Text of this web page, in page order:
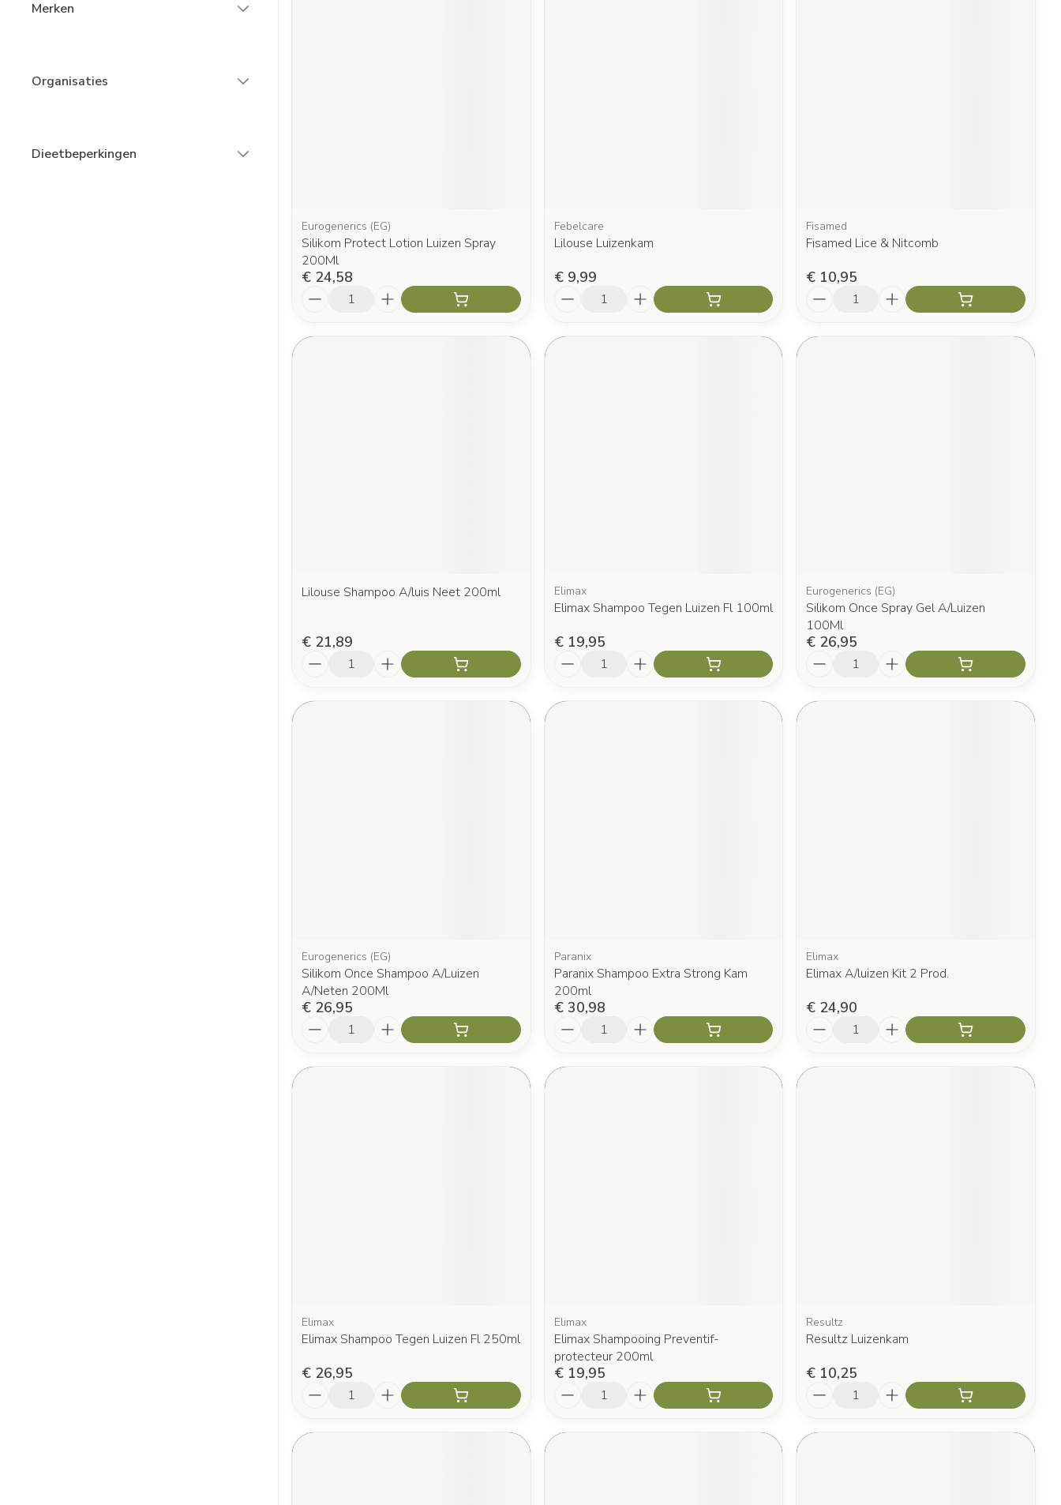
Merken
Organisaties
Dieetbeperkingen
Eurogenerics (EG)
Silikom Protect Lotion Luizen Spray
200Ml
€ 24,58
Febelcare
Lilouse Luizenkam
€ 9,99
Fisamed
Fisamed Lice & Nitcomb
€ 10,95
Lilouse Shampoo A/luis Neet 200ml
€ 21,89
Elimax
Elimax Shampoo Tegen Luizen Fl 100ml
€ 19,95
Eurogenerics (EG)
Silikom Once Spray Gel A/Luizen
100Ml
€ 26,95
Eurogenerics (EG)
Silikom Once Shampoo A/Luizen
A/Neten 200Ml
€ 26,95
Paranix
Paranix Shampoo Extra Strong Kam
200ml
€ 30,98
Elimax
Elimax A/luizen Kit 2 Prod.
€ 24,90
Elimax
Elimax Shampoo Tegen Luizen Fl 250ml
€ 26,95
Elimax
Elimax Shampooing Preventif-
protecteur 200ml
€ 19,95
Resultz
Resultz Luizenkam
€ 10,25